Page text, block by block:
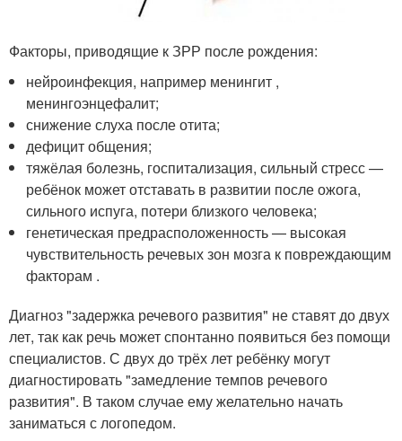
Факторы, приводящие к ЗРР после рождения:
нейроинфекция, например менингит ,
менингоэнцефалит;
снижение слуха после отита;
дефицит общения;
тяжёлая болезнь, госпитализация, сильный стресс —
ребёнок может отставать в развитии после ожога,
сильного испуга, потери близкого человека;
генетическая предрасположенность — высокая
чувствительность речевых зон мозга к повреждающим
факторам .
Диагноз "задержка речевого развития" не ставят до двух
лет, так как речь может спонтанно появиться без помощи
специалистов. С двух до трёх лет ребёнку могут
диагностировать "замедление темпов речевого
развития". В таком случае ему желательно начать
заниматься с логопедом.